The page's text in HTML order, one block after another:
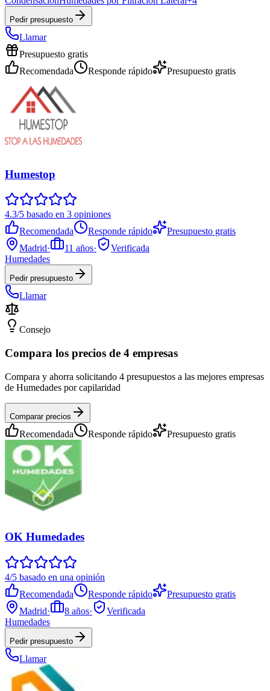
Pedir presupuesto
Llamar
Presupuesto gratis
Recomendada
Responde rápido Presupuesto gratis
Humestop
4.3/5 basado en 3 opiniones
Recomendada
Responde rápido
Presupuesto gratis
Madrid· 11 años·
Verificada
Humedades
Pedir presupuesto
Llamar
Consejo
Compara los precios de 4 empresas
Compara y ahorra solicitando 4 presupuestos a las mejores empresas
de Humedades por capilaridad
Comparar precios
Recomendada Responde rápido Presupuesto gratis
OK Humedades
4/5 basado en una opinión
Recomendada
Responde rápido
Presupuesto gratis
Madrid· 8 años·
Verificada
Humedades
Pedir presupuesto
Llamar